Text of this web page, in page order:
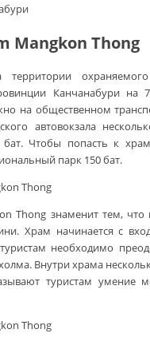
Mangkon Thong
охраняемого
Канчанабури на
на общественном
автовокзала
бат. Чтобы попасть к
парк 150 бат.
Thong знаменит тем,
Храм начинается с
необходимо
Внутри храма
туристам умение